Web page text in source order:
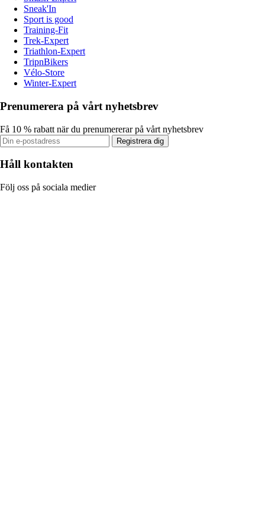
Sneak'In
Sport is good
Training-Fit
Trek-Expert
Triathlon-Expert
TripnBikers
Vélo-Store
Winter-Expert
Prenumerera på vårt nyhetsbrev
Få 10 % rabatt när du prenumererar på vårt nyhetsbrev
Registrera dig
Håll kontakten
Följ oss på sociala medier